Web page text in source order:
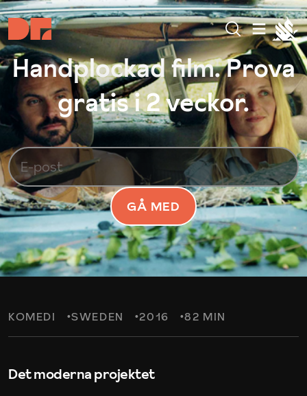
Handplockad film. Prova
gratis i 2 veckor.
GÅ MED
KOMEDI SWEDEN 2016 82 MIN
Det moderna projektet